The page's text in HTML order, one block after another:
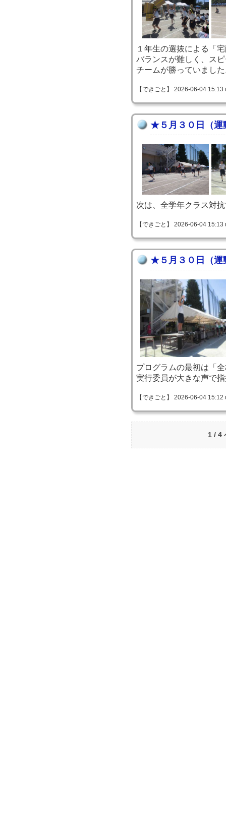
１年生の選抜による「
バランスが難しく、ス
チームが勝っていまし
【できごと】 2026-06-04
★５月３０日（運
次は、全学年クラス対
【できごと】 2026-06-04
★５月３０日（運
プログラムの最初は「
実行委員が大きな声で
【できごと】 2026-06-04
1 / 4